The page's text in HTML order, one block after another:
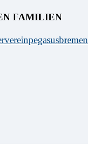
FAMILIEN